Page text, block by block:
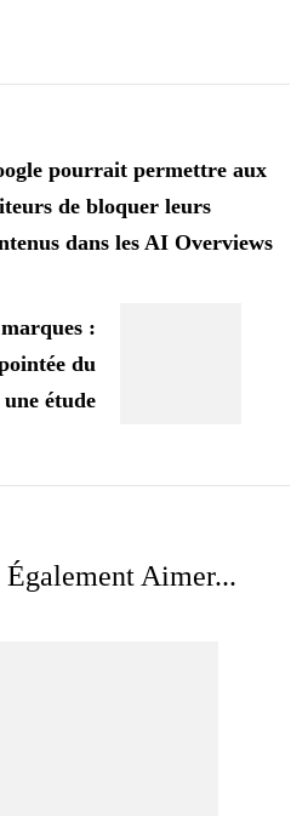
pourrait permettre aux
de bloquer leurs
dans les AI Overviews
:
du
étude
Également Aimer...